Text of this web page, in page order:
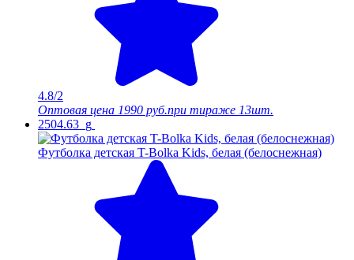
4.8/2
Оптовая цена 1990 руб.при тираже 13шт.
2504.63_g
Футболка детская T-Bolka Kids, белая (белоснежная)